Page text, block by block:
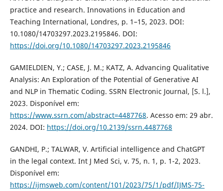
practice and research. Innovations in Education and
Teaching International, Londres, p. 1–15, 2023. DOI:
10.1080/14703297.2023.2195846. DOI:
https://doi.org/10.1080/14703297.2023.2195846
GAMIELDIEN, Y.; CASE, J. M.; KATZ, A. Advancing Qualitative
Analysis: An Exploration of the Potential of Generative AI
and NLP in Thematic Coding. SSRN Electronic Journal, [S. l.],
2023. Disponível em:
https://www.ssrn.com/abstract=4487768. Acesso em: 29 abr.
2024. DOI: https://doi.org/10.2139/ssrn.4487768
GANDHI, P.; TALWAR, V. Artificial intelligence and ChatGPT
in the legal context. Int J Med Sci, v. 75, n. 1, p. 1-2, 2023.
Disponível em:
https://ijmsweb.com/content/101/2023/75/1/pdf/IJMS-75-